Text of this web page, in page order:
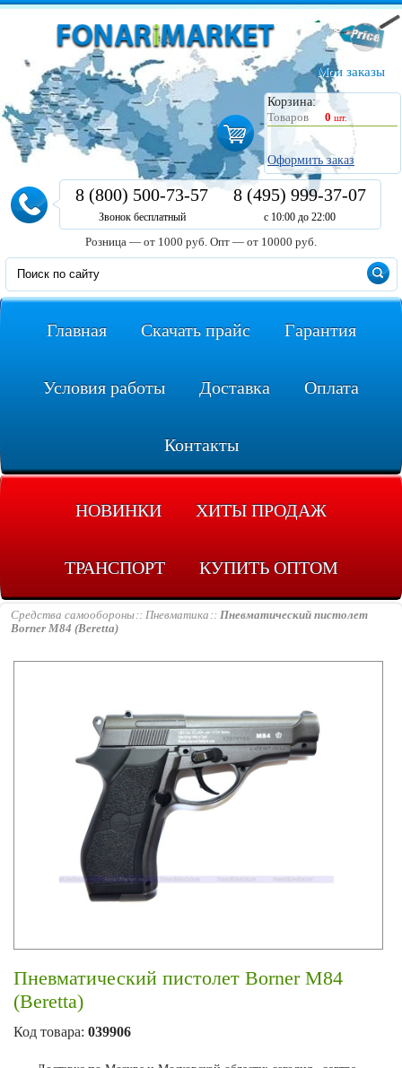
Мои заказы
Корзина:
Товаров
0 шт.
Оформить заказ
8 (800) 500-73-57
Звонок бесплатный
8 (495) 999-37-07
с 10:00 до 22:00
Розница — от 1000 руб. Опт — от 10000 руб.
Главная Скачать прайс Гарантия
Условия работы Доставка Оплата
Контакты
НОВИНКИ ХИТЫ ПРОДАЖ
ТРАНСПОРТ КУПИТЬ ОПТОМ
Средства самообороны Пневматика
Пневматический пистолет
Borner M84 (Beretta)
Пневматический пистолет Borner M84
(Beretta)
Код товара: 039906